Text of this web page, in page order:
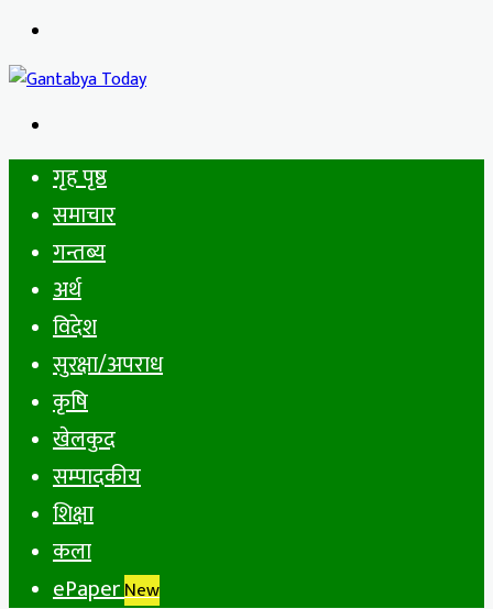
for
गृह पृष्ठ
समाचार
गन्तब्य
अर्थ
विदेश
सुरक्षा/अपराध
कृषि
खेलकुद
सम्पादकीय
शिक्षा
कला
ePaperNew